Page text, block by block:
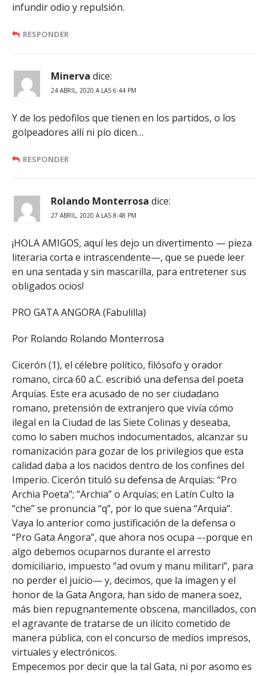
infundir odio y repulsión.
RESPONDER
Minerva dice:
24 ABRIL, 2020 A LAS 6:44 PM
Y de los pedofilos que tienen en los partidos, o los
golpeadores allí ni pío dicen…
RESPONDER
Rolando Monterrosa dice:
27 ABRIL, 2020 A LAS 8:48 PM
¡HOLA AMIGOS, aquí les dejo un divertimento — pieza
literaria corta e intrascendente—, que se puede leer
en una sentada y sin mascarilla, para entretener sus
obligados ocios!
PRO GATA ANGORA (Fabulilla)
Por Rolando Rolando Monterrosa
Cicerón (1), el célebre político, filósofo y orador
romano, circa 60 a.C. escribió una defensa del poeta
Arquías. Este era acusado de no ser ciudadano
romano, pretensión de extranjero que vivía cómo
ilegal en la Ciudad de las Siete Colinas y deseaba,
como lo saben muchos indocumentados, alcanzar su
romanización para gozar de los privilegios que esta
calidad daba a los nacidos dentro de los confines del
Imperio. Cicerón tituló su defensa de Arquías: “Pro
Archia Poeta”; “Archia” o Arquías; en Latín Culto la
“che” se pronuncia “q”, por lo que suena “Arquia”.
Vaya lo anterior como justificación de la defensa o
“Pro Gata Angora”, que ahora nos ocupa –-porque en
algo debemos ocuparnos durante el arresto
domiciliario, impuesto “ad ovum y manu militari”, para
no perder el juicio— y, decimos, que la imagen y el
honor de la Gata Angora, han sido de manera soez,
más bien repugnantemente obscena, mancillados, con
el agravante de tratarse de un ilícito cometido de
manera pública, con el concurso de medios impresos,
virtuales y electrónicos.
Empecemos por decir que la tal Gata, ni por asomo es